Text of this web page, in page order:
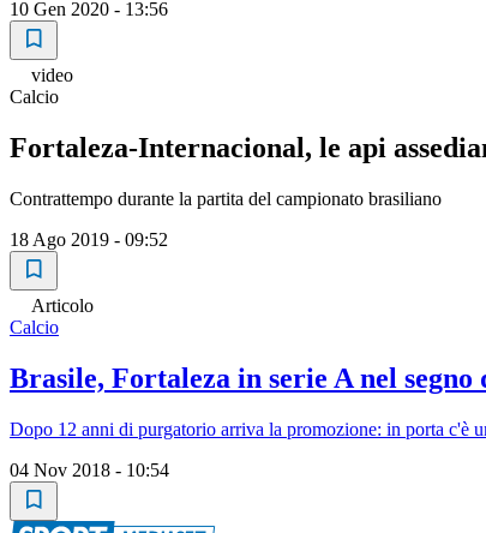
10 Gen 2020 - 13:56
video
Calcio
Fortaleza-Internacional, le api
Contrattempo durante la partita del campionato brasiliano
18 Ago 2019 - 09:52
Articolo
Calcio
Brasile, Fortaleza in serie A nel segno
Dopo 12 anni di purgatorio arriva la promozione: in porta c'è
04 Nov 2018 - 10:54